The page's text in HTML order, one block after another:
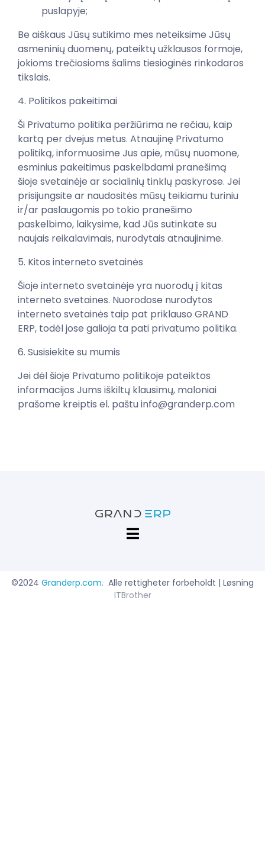
puslapyje;
Be aiškaus Jūsų sutikimo mes neteiksime Jūsų
asmeninių duomenų, pateiktų užklausos formoje,
jokioms trečiosioms šalims tiesioginės rinkodaros
tikslais.
4. Politikos pakeitimai
Ši Privatumo politika peržiūrima ne rečiau, kaip
kartą per dvejus metus. Atnaujinę Privatumo
politiką, informuosime Jus apie, mūsų nuomone,
esminius pakeitimus paskelbdami pranešimą
šioje svetainėje ar socialinių tinklų paskyrose. Jei
prisijungsite ar naudositės mūsų teikiamu turiniu
ir/ar paslaugomis po tokio pranešimo
paskelbimo, laikysime, kad Jūs sutinkate su
naujais reikalavimais, nurodytais atnaujinime.
5. Kitos interneto svetainės
Šioje interneto svetainėje yra nuorodų į kitas
interneto svetaines. Nuorodose nurodytos
interneto svetainės taip pat priklauso GRAND
ERP, todėl jose galioja ta pati privatumo politika.
6. Susisiekite su mumis
Jei dėl šioje Privatumo politikoje pateiktos
informacijos Jums iškiltų klausimų, maloniai
prašome kreiptis el. paštu info@granderp.com
©2024 Granderp.com. Alle rettigheter forbeholdt | Løsning
ITBrother